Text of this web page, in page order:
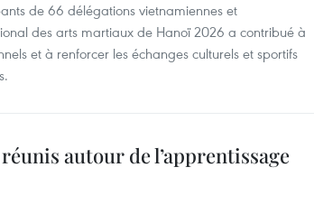
de 66 délégations vietnamiennes et
des arts martiaux de Hanoï 2026 a contribué à
et à renforcer les échanges culturels et sportifs
autour de l’apprentissage